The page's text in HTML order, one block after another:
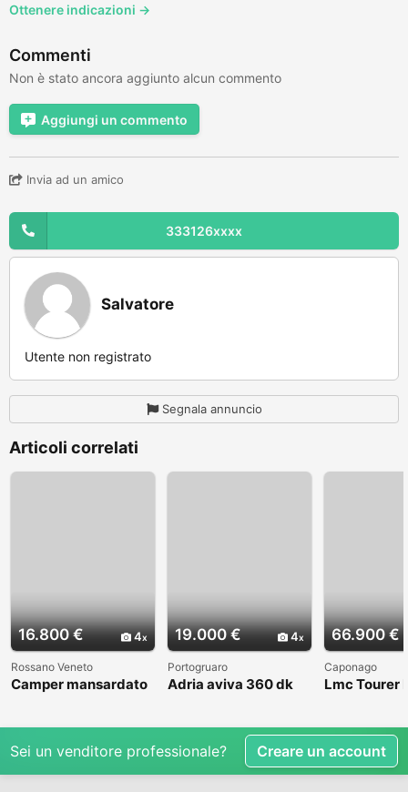
Ottenere indicazioni →
Commenti
Non è stato ancora aggiunto alcun commento
Aggiungi un commento
Invia ad un amico
333126xxxx
Salvatore
Utente non registrato
Segnala annuncio
Articoli correlati
16.800 € 4
Rossano Veneto
Camper mansardato
19.000 € 4
Portogruaro
Adria aviva 360 dk
66.900 €
Caponago
Lmc Tourer
Sei un venditore professionale? Creare un account